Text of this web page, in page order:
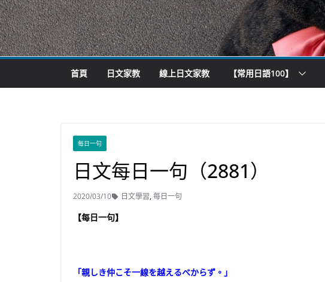
首頁 日文家教 線上日文家教 【常用日語100】
每日一句
日文每日一句（2881）
2020/03/10 日文學習,每日一句
【每日一句】
「親しき仲こそ一線を越えるべからず。」